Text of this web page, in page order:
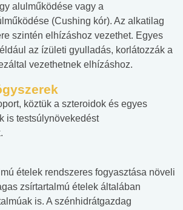
alulműködése vagy a
(Cushing kór). Az alkatilag
szintén elhízáshoz vezethet. Egyes
az ízületi gyulladás, korlátozzák a
vezethetnek elhízáshoz.
köztük a szteroidok és egyes
is testsúlynövekedést
ételek rendszeres fogyasztása növeli
zsírtartalmú ételek általában
is. A szénhidrátgazdag